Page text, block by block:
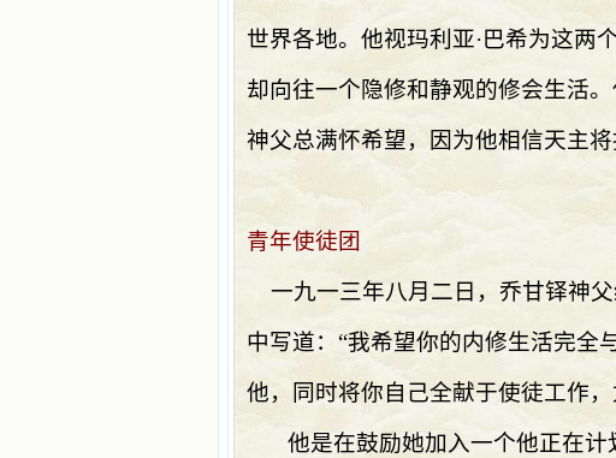
世界各地。他视玛利亚·巴希为这两
却向往一个隐修和静观的修会生活
神父总满怀希望，因为他相信天主将
青年使徒团
一九一三年八月二日，乔甘铎神
中写道：“我希望你的内修生活完全
他，同时将你自己全献于使徒工作，
他是在鼓励她加入一个他正在